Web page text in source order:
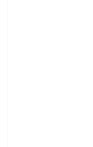
Liebe
gehen und
Dabei spielt
eine
Trauung